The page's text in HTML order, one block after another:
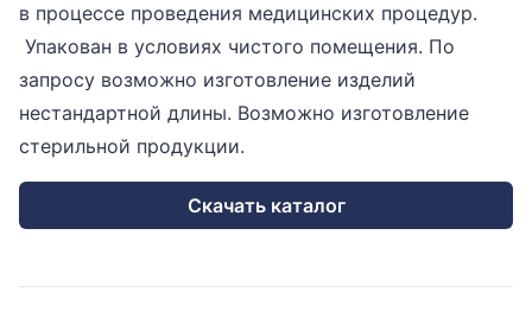
в процессе проведения медицинских процедур.
Упакован в условиях чистого помещения. По
запросу возможно изготовление изделий
нестандартной длины. Возможно изготовление
стерильной продукции.
Скачать каталог